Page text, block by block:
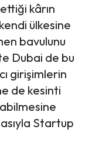
kârın
ülkesine
bavulunu
Dubai de bu
girişimlerin
de kesinti
Startup